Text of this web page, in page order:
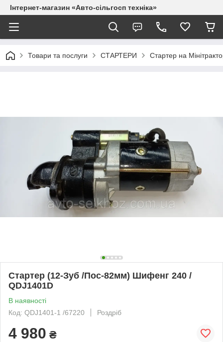
Інтернет-магазин «Авто-сільгосп техніка»
Товари та послуги СТАРТЕРИ Стартер на
Стартер (12-Зуб /Пос-82мм) Шифенг 240 /
QDJ1401D
В наявності
Код: QDJ1401-1 /67220
Роздріб
4 980 ₴